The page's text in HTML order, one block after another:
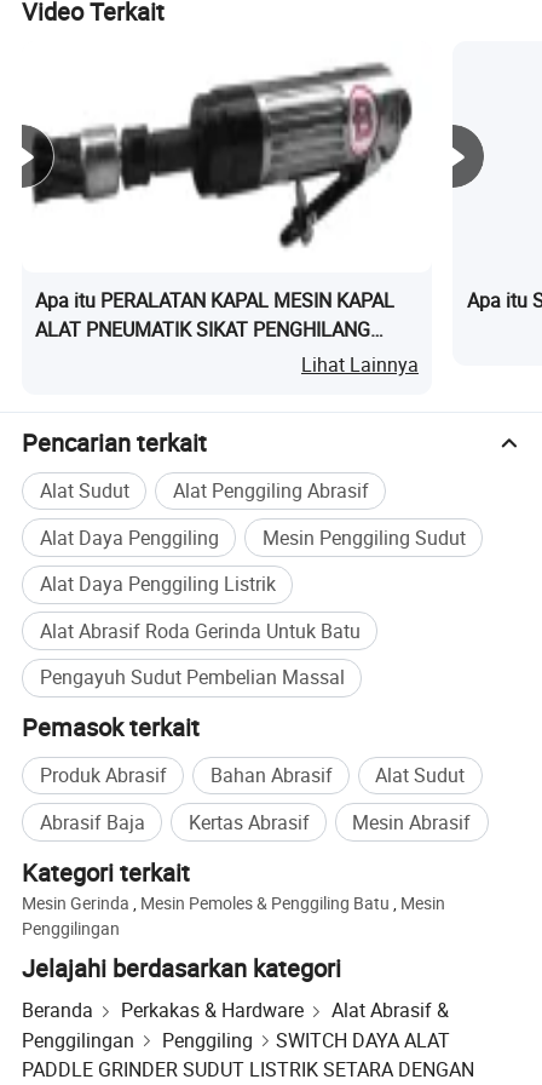
Jaminan Kualitas dan Layanan
1. Memiliki proses yang lengkap tentang manajemen ketat,
produksi, dan inspeksi untuk mengontrol kualitas dan menghindari
kesalahan mendetail
2. Kemampuan desain dan produksi
3. Pemeriksaan yang ketat termasuk pemeriksaan masuk, deteksi
cacat, dll., dan harus melakukan pemeriksaan ganda.
4. Fasilitas pabrik lanjutan memastikan
5. Respon terhadap pertanyaan apapun dalam 24 JAM dengan
rancangan atau solusi efisien dari engineer atau pendukung
teknologi kita.
kebutuhan klien
7. untuk pengantaran waktu, kami memiliki jadwal produksi yang
ketat dan proses tindak lanjut profesi
8. Harga sedang dan layanan profesional
Video Terkait
Apa itu PERALATAN KAPAL MESIN KAPAL
ALAT PNEUMATIK SIKAT PENGHILANG
RUSAK IMPA CODE:592081 BEAT 6DB38
Lihat Lainnya
Apa itu
Pencarian terkait
Alat Sudut
Alat Penggiling Abrasif
Alat Daya Penggiling
Mesin Penggiling Sudut
Alat Daya Penggiling Listrik
Alat Abrasif Roda Gerinda Untuk Batu
Pengayuh Sudut Pembelian Massal
Pemasok terkait
Produk Abrasif Bahan Abrasif
Alat Sudut
Abrasif Baja
Kertas Abrasif Mesin Abrasif
Kategori terkait
Mesin Gerinda Mesin Pemoles & Penggiling Batu Mesin
Penggilingan
Jelajahi berdasarkan kategori
Beranda Perkakas & Hardware
Alat Abrasif &
Penggilingan
Penggiling
SWITCH DAYA ALAT
PADDLE GRINDER SUDUT LISTRIK SETARA DENGAN